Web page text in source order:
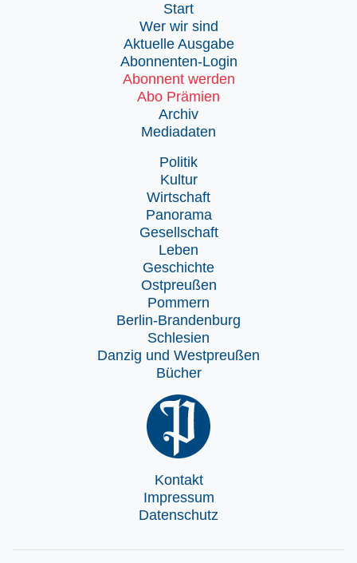
Start
Wer wir sind
Aktuelle Ausgabe
Abonnenten-Login
Abonnent werden
Abo Prämien
Archiv
Mediadaten
Politik
Kultur
Wirtschaft
Panorama
Gesellschaft
Leben
Geschichte
Ostpreußen
Pommern
Berlin-Brandenburg
Schlesien
Danzig und Westpreußen
Bücher
Kontakt
Impressum
Datenschutz